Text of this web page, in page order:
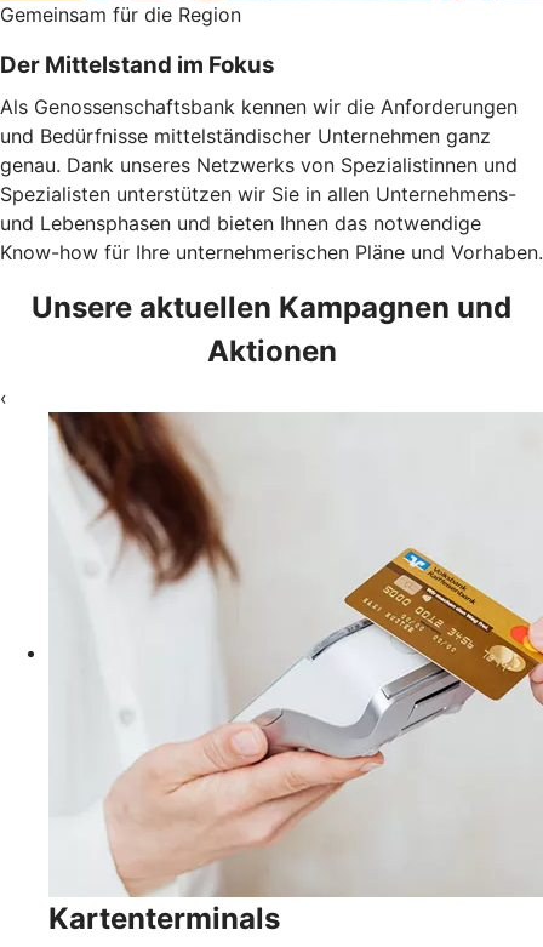
Gemeinsam für die Region
Der Mittelstand im Fokus
Als Genossenschaftsbank kennen wir die Anforderungen
und Bedürfnisse mittelständischer Unternehmen ganz
genau. Dank unseres Netzwerks von Spezialistinnen und
Spezialisten unterstützen wir Sie in allen Unternehmens-
und Lebensphasen und bieten Ihnen das notwendige
Know-how für Ihre unternehmerischen Pläne und Vorhaben.
Unsere aktuellen Kampagnen und
Aktionen
‹
Kartenterminals